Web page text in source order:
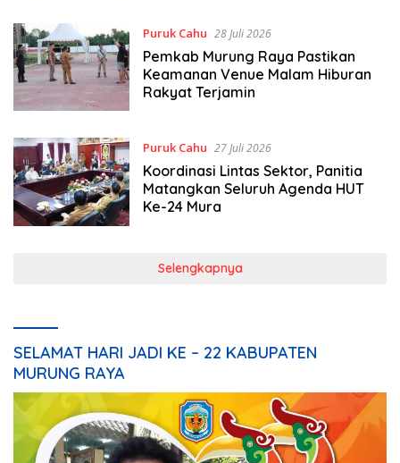
Puruk Cahu 28 Juli 2026
Pemkab Murung Raya Pastikan
Keamanan Venue Malam Hiburan
Rakyat Terjamin
Puruk Cahu 27 Juli 2026
Koordinasi Lintas Sektor, Panitia
Matangkan Seluruh Agenda HUT
Ke-24 Mura
Selengkapnya
SELAMAT HARI JADI KE – 22 KABUPATEN
MURUNG RAYA